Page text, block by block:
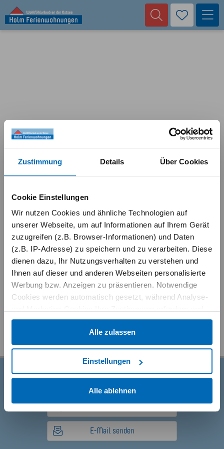
Zustimmung Details Über Cookies
Cookie Einstellungen
Wir nutzen Cookies und ähnliche Technologien auf
unserer Webseite, um auf Informationen auf Ihrem Gerät
zuzugreifen (z.B. Browser-Informationen) und Daten
(z.B. IP-Adresse) zu speichern und zu verarbeiten. Diese
dienen dazu, Ihr Nutzungsverhalten zu verstehen und
Ihnen auf dieser und anderen Webseiten personalisierte
Werbung bzw. Anzeigen zu präsentieren. Notwendige
Cookies werden automatisch gesetzt, während Analyse-
auch außerhalb der EU/EWR, z.B. in den USA,
verarbeitet werden, wo Ihre Daten nicht mit den gleichen
Datenschutzstandards geschützt sind wie in der EU.
beschränken auf notwendige Cookies mit "Alle ablehnen".
Weitere Informationen und Details zu unseren Partnern
finden Sie in unsererDatenschutzerklärungund dem
Impressum.
Alle zulassen
Einstellungen
Alle ablehnen
E-Mail senden